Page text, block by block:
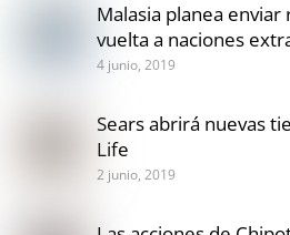
Malasia planea
vuelta a naciones
4 junio, 2019
Sears abrirá nuevas
Life
2 junio, 2019